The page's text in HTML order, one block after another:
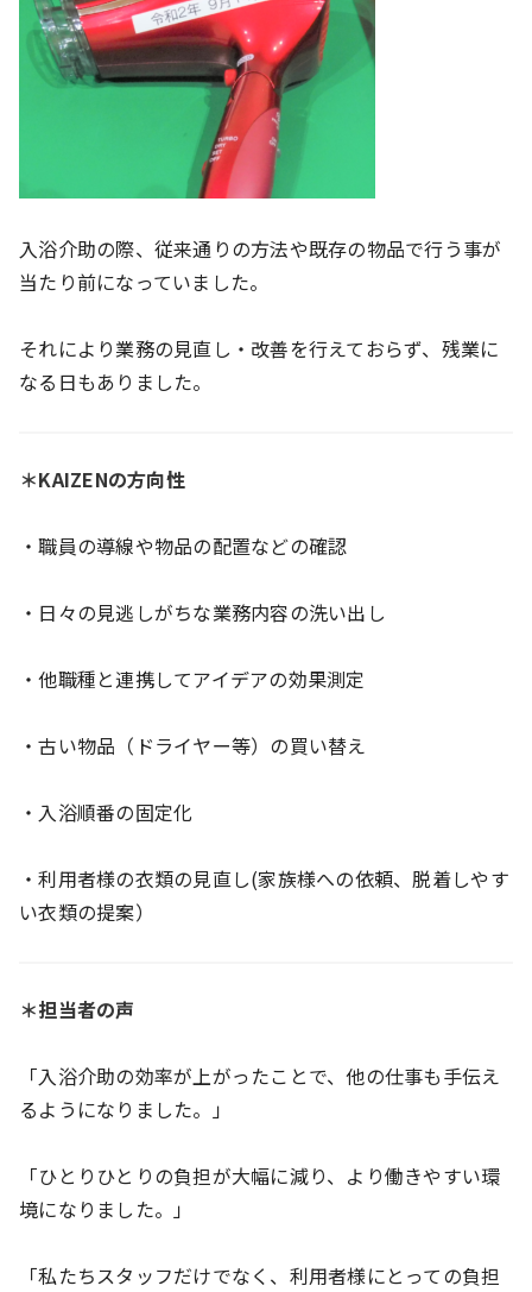
入浴介助の際、従来通りの方法や既存の物品で行う事が
当たり前になっていました。
それにより業務の見直し・改善を行えておらず、残業に
なる日もありました。
＊KAIZENの方向性
・職員の導線や物品の配置などの確認
・日々の見逃しがちな業務内容の洗い出し
・他職種と連携してアイデアの効果測定
・古い物品（ドライヤー等）の買い替え
・入浴順番の固定化
・利用者様の衣類の見直し(家族様への依頼、脱着しやす
い衣類の提案）
＊担当者の声
「入浴介助の効率が上がったことで、他の仕事も手伝え
るようになりました。」
「ひとりひとりの負担が大幅に減り、より働きやすい環
境になりました。」
「私たちスタッフだけでなく、利用者様にとっての負担